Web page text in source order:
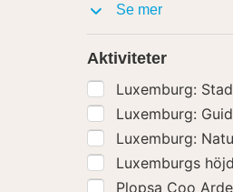
Se merHotelltillägg
Aktiviteter
Luxemburg:
Luxemburg:
Luxemburg: